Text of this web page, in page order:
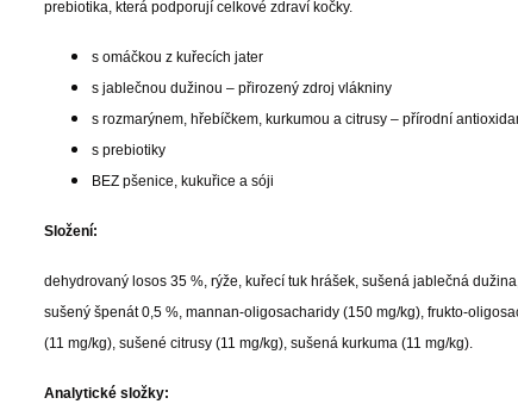
prebiotika, která podporují celkové zdraví kočky.
s omáčkou z kuřecích jater
s jablečnou dužinou – přirozený zdroj vlákniny
s rozmarýnem, hřebíčkem, kurkumou a citrusy – přírodní
s prebiotiky
BEZ pšenice, kukuřice a sóji
Složení:
dehydrovaný losos 35 %, rýže, kuřecí tuk hrášek, sušená jablečná
sušený špenát 0,5 %, mannan-oligosacharidy (150 mg/kg), frukto-
(11 mg/kg), sušené citrusy (11 mg/kg), sušená kurkuma (11 mg/kg).
Analytické složky: